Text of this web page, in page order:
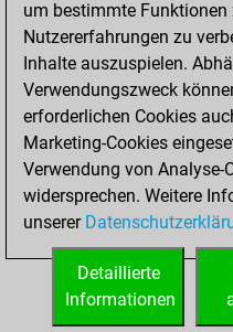
Bauer setzt Matt
Erstickte Matts
Türme auf der
STARTSEITE
um bestimmte
Nutzererfahrungen zu
Inhalte auszuspielen.
Verwendungszweck
erforderlichen Cookies
Marketing-Cookies
Verwendung von Analyse-
widersprechen. Weitere
unserer
Detaillierte
Informationen